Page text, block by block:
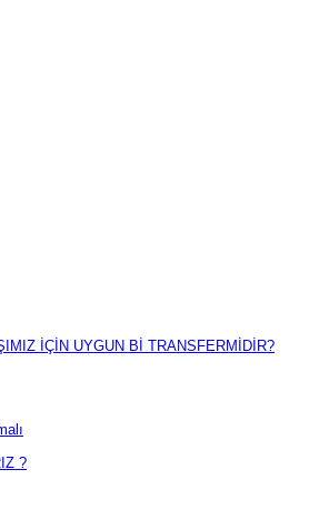
İÇİN UYGUN Bİ TRANSFERMİDİR?
?